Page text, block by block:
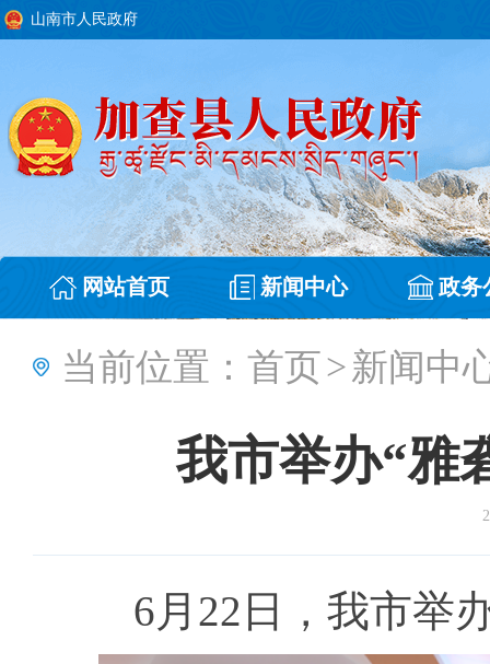
山南市人民政府
网站首页 新闻中心 政务
当前位置： 首页>新闻中
我市举办“雅
6月22日，我市举